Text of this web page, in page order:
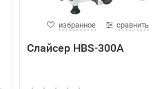
избранное сравнить
Слайсер HBS-300A